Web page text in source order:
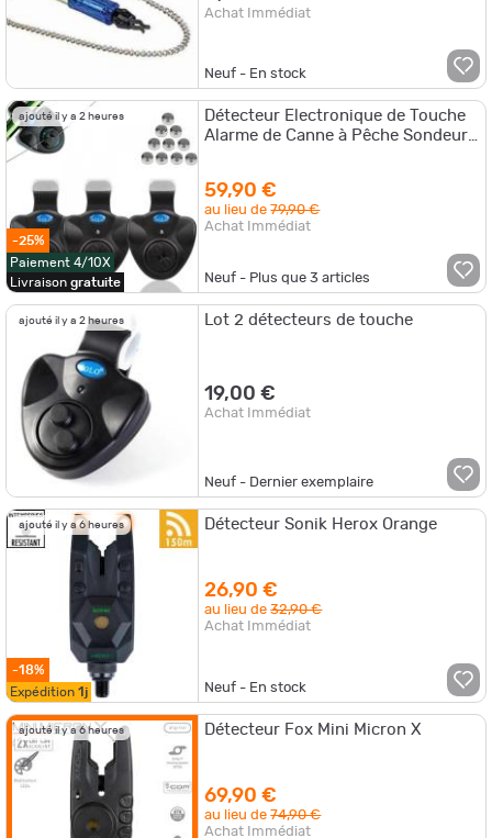
Achat Immédiat
Neuf - En stock
ajouté il y a 2 heures
-25%
Paiement 4/10X
Livraison gratuite
Détecteur Electronique de Touche
Alarme de Canne à Pêche Sondeur
59,90 €
au lieu de79,90 €
Achat Immédiat
Neuf - Plus que3 articles
ajouté il y a 2 heures Lot 2 détecteurs de touche
19,00 €
Achat Immédiat
Neuf - Dernier exemplaire
ajouté il y a 6 heures
-18%
Expédition 1j
Détecteur Sonik Herox Orange
26,90 €
au lieu de32,90 €
Achat Immédiat
Neuf - En stock
ajouté il y a 6 heures Détecteur Fox Mini Micron X
69,90 €
au lieu de74,90 €
Achat Immédiat